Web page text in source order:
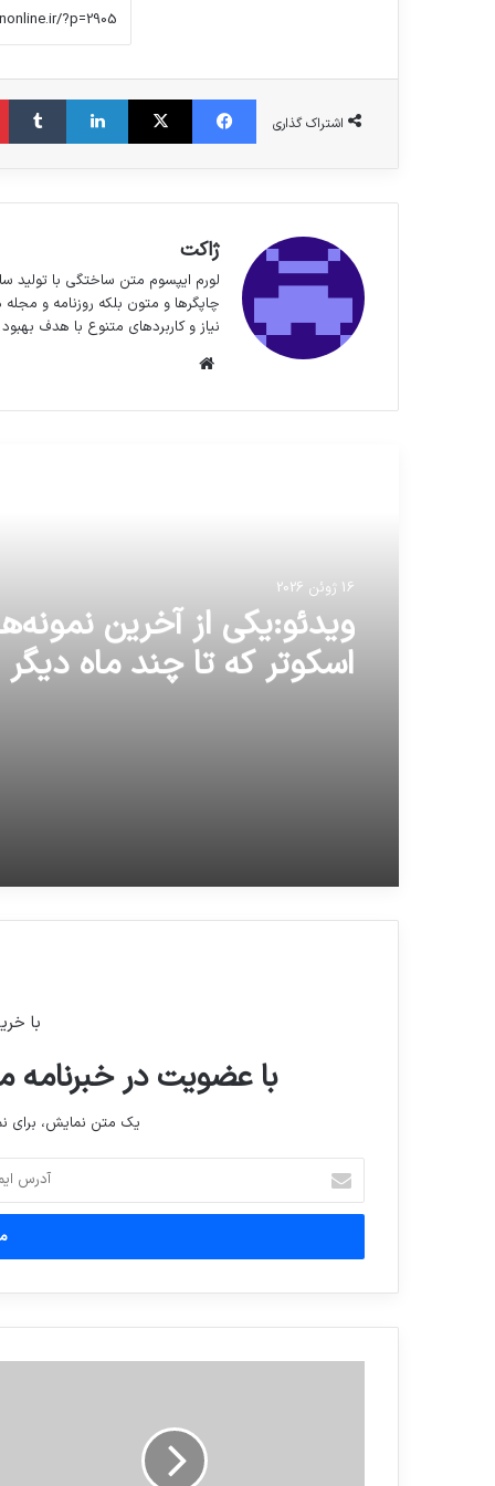
اشتراک گذاری
فیس بوک X لینکدین
ژاکت
لورم ایپسوم متن ساختگی با تولید
چاپگرها و متون بلکه روزنامه و
نیاز و کاربردهای متنوع با هدف
16 ژوئن 2026
ویدئو:یکی از آخرین
اسکوتر که تا چند ماه دیگر
با
با عضویت در خبرنامه
یک متن نمایش،
آدرس
ایمیل
خود
وارد